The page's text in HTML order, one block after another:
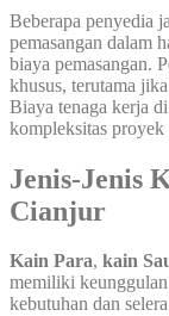
Beberapa penyedia
pemasangan dalam
biaya pemasangan.
khusus, terutama
Biaya tenaga kerja
kompleksitas proyek
Jenis-Jenis
Cianjur
Kain Para, kain
memiliki keunggulan
kebutuhan dan